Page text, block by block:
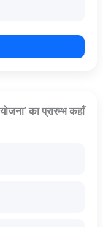
का प्रारम्भ कहाँ